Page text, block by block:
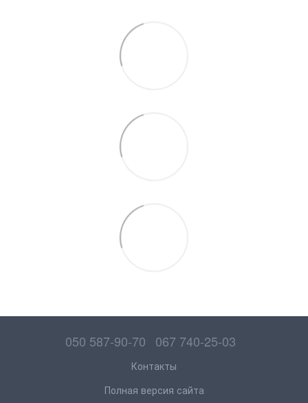
050 587-90-70 067 740-25-03
Контакты
Полная версия сайта